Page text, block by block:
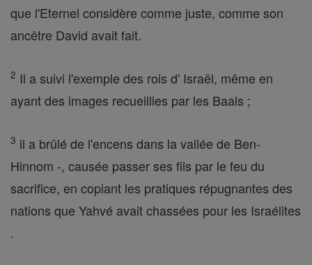
que l'Eternel considère comme juste, comme son
ancêtre David avait fait.
2 Il a suivi l'exemple des rois d' Israël, même en
ayant des images recueillies par les Baals ;
3 il a brûlé de l'encens dans la vallée de Ben-
Hinnom -, causée passer ses fils par le feu du
sacrifice, en copiant les pratiques répugnantes des
nations que Yahvé avait chassées pour les Israélites
.